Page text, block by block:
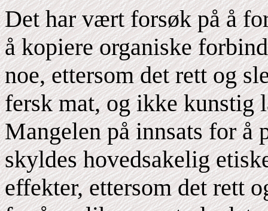
Det har vært forsøk på å
å kopiere organiske
noe, ettersom det rett og
fersk mat, og ikke kunstig
Mangelen på innsats for å
skyldes hovedsakelig
effekter, ettersom det rett